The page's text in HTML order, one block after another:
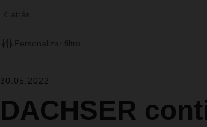
atrás
Personalizar filtro
30.05.2022
DACHSER